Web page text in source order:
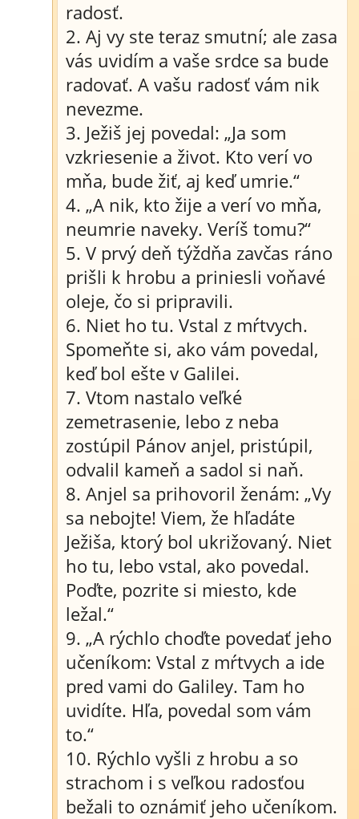
radosť.
2. Aj vy ste teraz smutní; ale zasa
vás uvidím a vaše srdce sa bude
radovať. A vašu radosť vám nik
nevezme.
3. Ježiš jej povedal: „Ja som
vzkriesenie a život. Kto verí vo
mňa, bude žiť, aj keď umrie.“
4. „A nik, kto žije a verí vo mňa,
neumrie naveky. Veríš tomu?“
5. V prvý deň týždňa zavčas ráno
prišli k hrobu a priniesli voňavé
oleje, čo si pripravili.
6. Niet ho tu. Vstal z mŕtvych.
Spomeňte si, ako vám povedal,
keď bol ešte v Galilei.
7. Vtom nastalo veľké
zemetrasenie, lebo z neba
zostúpil Pánov anjel, pristúpil,
odvalil kameň a sadol si naň.
8. Anjel sa prihovoril ženám: „Vy
sa nebojte! Viem, že hľadáte
Ježiša, ktorý bol ukrižovaný. Niet
ho tu, lebo vstal, ako povedal.
Poďte, pozrite si miesto, kde
ležal.“
9. „A rýchlo choďte povedať jeho
učeníkom: Vstal z mŕtvych a ide
pred vami do Galiley. Tam ho
uvidíte. Hľa, povedal som vám
to.“
10. Rýchlo vyšli z hrobu a so
strachom i s veľkou radosťou
bežali to oznámiť jeho učeníkom.